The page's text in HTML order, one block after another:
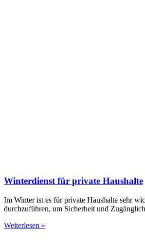
Winterdienst für private Haushalte
Im Winter ist es für private Haushalte sehr
durchzuführen, um Sicherheit und
Weiterlesen »